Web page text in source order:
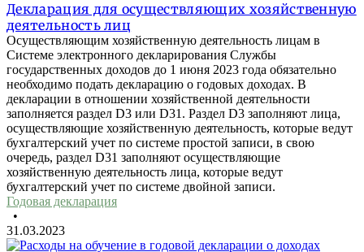
Декларация для осуществляющих хозяйственную
деятельность лиц
Осуществляющим хозяйственную деятельность лицам в
Системе электронного декларирования Службы
государственных доходов до 1 июня 2023 года обязательно
необходимо подать декларацию о годовых доходах. В
декларации в отношении хозяйственной деятельности
заполняется раздел D3 или D31. Раздел D3 заполняют лица,
осуществляющие хозяйственную деятельность, которые ведут
бухгалтерский учет по системе простой записи, в свою
очередь, раздел D31 заполняют осуществляющие
хозяйственную деятельность лица, которые ведут
бухгалтерский учет по системе двойной записи.
Годовая декларация
•
31.03.2023